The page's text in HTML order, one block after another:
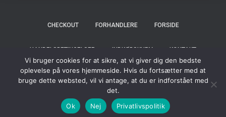
CHECKOUT FORHANDLERE FORSIDE
HANDELSBETINGELSER INDKØBSKURV KONTAKT
MY ACCOUNT OM OS PRIVATLIVSPOLITIK SHOP
Hestia | Udviklet afThemeIsle
Vi bruger cookies for at sikre, at vi giver dig den bedste
oplevelse på vores hjemmeside. Hvis du fortsætter med at
bruge dette websted, vil vi antage, at du er indforstået med
det.
Ok
Nej Privatlivspolitik